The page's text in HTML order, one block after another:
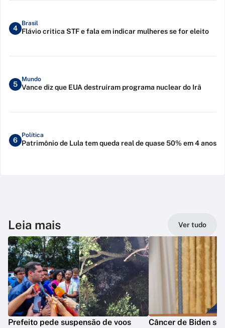
4
Brasil
Flávio critica STF e fala em indicar mulheres se for eleito
5
Mundo
Vance diz que EUA destruíram programa nuclear do Irã
6
Política
Patrimônio de Lula tem queda real de quase 50% em 4 anos
Leia mais Ver tudo
Prefeito pede suspensão de voos
Câncer de Biden se